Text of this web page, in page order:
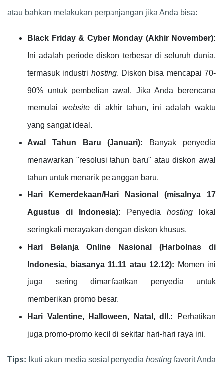
atau bahkan melakukan perpanjangan jika Anda bisa:
Black Friday & Cyber Monday (Akhir November):
Ini adalah periode diskon terbesar di seluruh dunia,
termasuk industri hosting. Diskon bisa mencapai 70-
90% untuk pembelian awal. Jika Anda berencana
memulai websitedi akhir tahun, ini adalah waktu
yang sangat ideal.
Awal Tahun Baru (Januari): Banyak penyedia
menawarkan "resolusi tahun baru" atau diskon awal
tahun untuk menarik pelanggan baru.
Hari Kemerdekaan/Hari Nasional (misalnya 17
Agustus di Indonesia): Penyedia hosting lokal
seringkali merayakan dengan diskon khusus.
Hari Belanja Online Nasional (Harbolnas di
Indonesia, biasanya 11.11 atau 12.12): Momen ini
juga sering dimanfaatkan penyedia untuk
memberikan promo besar.
Hari Valentine, Halloween, Natal, dll.: Perhatikan
juga promo-promo kecil di sekitar hari-hari raya ini.
Tips: Ikuti akun media sosial penyedia hosting favorit Anda